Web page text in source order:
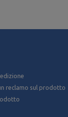
reclamo sul prodotto